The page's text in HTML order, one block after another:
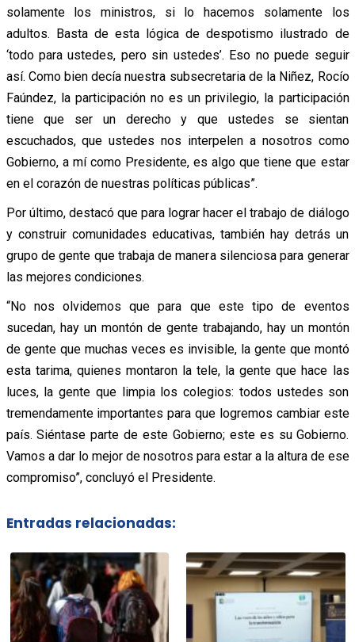
solamente los ministros, si lo hacemos solamente los
adultos. Basta de esta lógica de despotismo ilustrado de
‘todo para ustedes, pero sin ustedes’. Eso no puede seguir
así. Como bien decía nuestra subsecretaria de la Niñez, Rocío
Faúndez, la participación no es un privilegio, la participación
tiene que ser un derecho y que ustedes se sientan
escuchados, que ustedes nos interpelen a nosotros como
Gobierno, a mí como Presidente, es algo que tiene que estar
en el corazón de nuestras políticas públicas”.
Por último, destacó que para lograr hacer el trabajo de diálogo
y construir comunidades educativas, también hay detrás un
grupo de gente que trabaja de manera silenciosa para generar
las mejores condiciones.
“No nos olvidemos que para que este tipo de eventos
sucedan, hay un montón de gente trabajando, hay un montón
de gente que muchas veces es invisible, la gente que montó
esta tarima, quienes montaron la tele, la gente que hace las
luces, la gente que limpia los colegios: todos ustedes son
tremendamente importantes para que logremos cambiar este
país. Siéntase parte de este Gobierno; este es su Gobierno.
Vamos a dar lo mejor de nosotros para estar a la altura de ese
compromiso”, concluyó el Presidente.
Entradas relacionadas: